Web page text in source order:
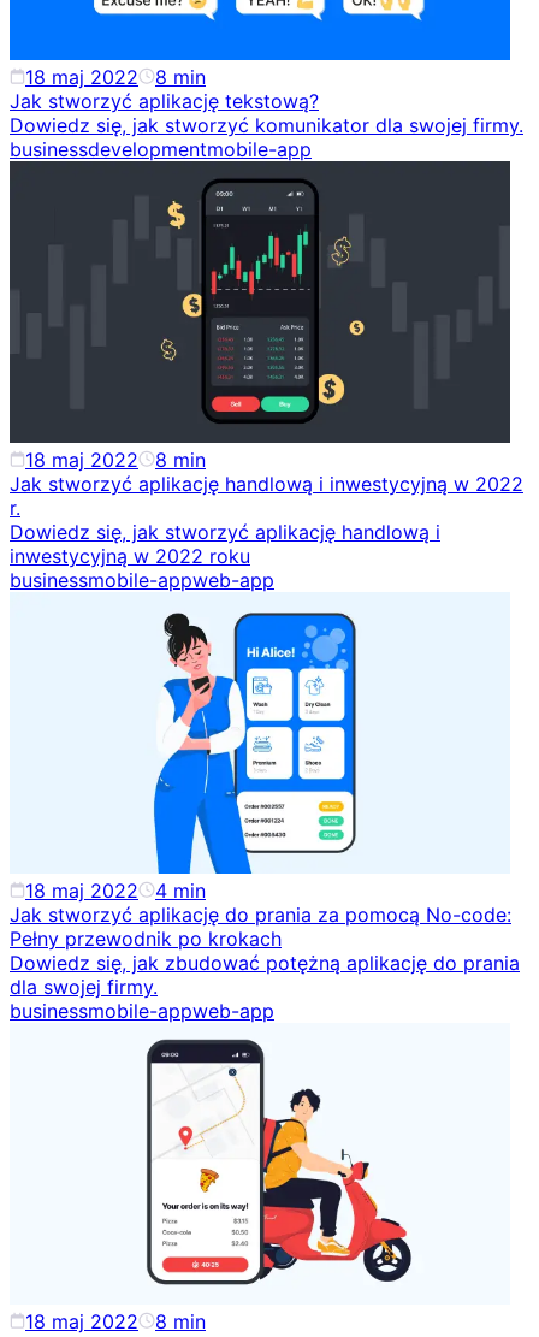
18 maj 2022 8 min
Jak stworzyć aplikację tekstową?
Dowiedz się, jak stworzyć komunikator dla swojej firmy.
businessdevelopmentmobile-app
18 maj 2022 8 min
Jak stworzyć aplikację handlową i inwestycyjną w 2022
r.
Dowiedz się, jak stworzyć aplikację handlową i
inwestycyjną w 2022 roku
businessmobile-appweb-app
18 maj 2022 4 min
Jak stworzyć aplikację do prania za pomocą No-code:
Pełny przewodnik po krokach
Dowiedz się, jak zbudować potężną aplikację do prania
dla swojej firmy.
businessmobile-appweb-app
18 maj 2022 8 min